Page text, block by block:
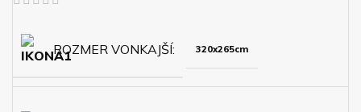
ROZMER VONKAJŠÍ 320x265cm